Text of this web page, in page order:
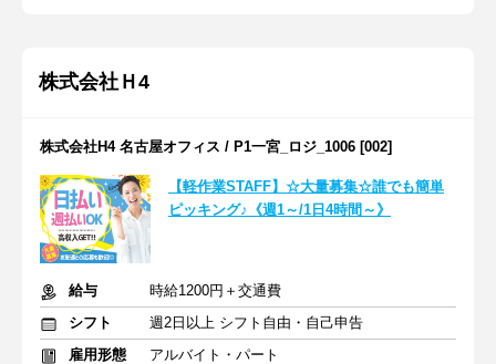
株式会社Ｈ4
株式会社H4 名古屋オフィス / P1一宮_ロジ_1006 [002]
【軽作業STAFF】☆大量募集☆誰でも簡単
ピッキング♪《週1～/1日4時間～》
給与
時給1200円＋交通費
シフト
週2日以上 シフト自由・自己申告
雇用形態
アルバイト・パート